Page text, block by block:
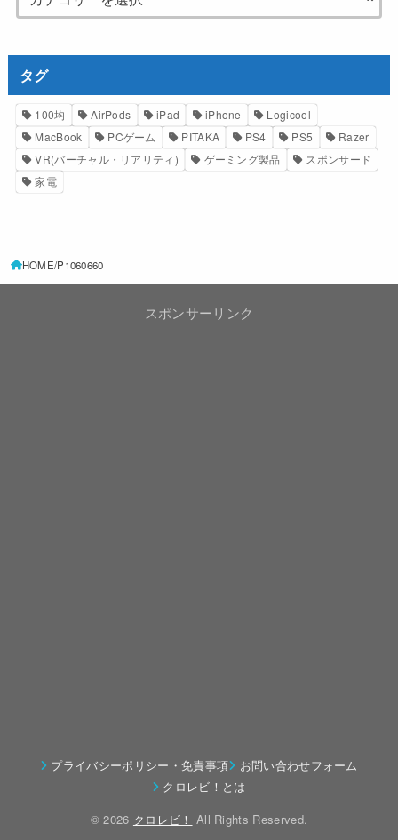
タグ
100均 AirPods iPad iPhone
Logicool
MacBook
PCゲーム PITAKA PS4 PS5
Razer
VR(バーチャル・リアリティ)
ゲーミング製品
スポンサード
家電
HOME P1060660
スポンサーリンク
プライバシーポリシー・免責事項
お問い合わせフォーム
クロレビ！とは
© 2026 クロレビ！ All Rights Reserved.